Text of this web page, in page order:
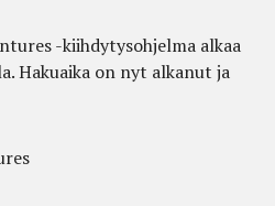
-kiihdytysohjelma alkaa
Hakuaika on nyt alkanut ja